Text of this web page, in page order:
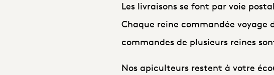
Les livraisons se font par voie
Chaque reine commandée voyage
commandes de plusieurs reines
Nos apiculteurs restent à votre